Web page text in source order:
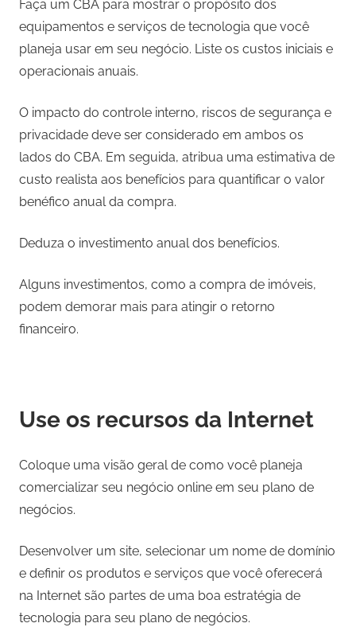
Faça um CBA para mostrar o propósito dos
equipamentos e serviços de tecnologia que você
planeja usar em seu negócio. Liste os custos iniciais e
operacionais anuais.
O impacto do controle interno, riscos de segurança e
privacidade deve ser considerado em ambos os
lados do CBA. Em seguida, atribua uma estimativa de
custo realista aos benefícios para quantificar o valor
benéfico anual da compra.
Deduza o investimento anual dos benefícios.
Alguns investimentos, como a compra de imóveis,
podem demorar mais para atingir o retorno
financeiro.
Use os recursos da Internet
Coloque uma visão geral de como você planeja
comercializar seu negócio online em seu plano de
negócios.
Desenvolver um site, selecionar um nome de domínio
e definir os produtos e serviços que você oferecerá
na Internet são partes de uma boa estratégia de
tecnologia para seu plano de negócios.